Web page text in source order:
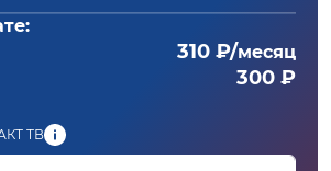
310 ₽/месяц
300 ₽
ТВ